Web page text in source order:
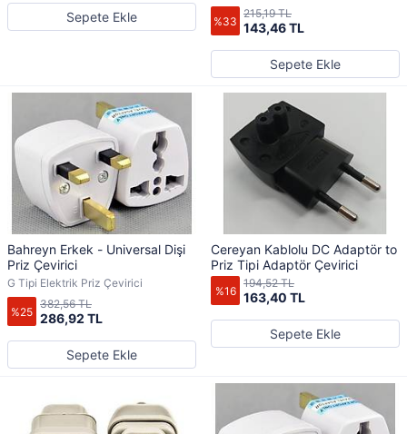
Sepete Ekle %33 143,46 TL
215,19 TL
Sepete Ekle
Bahreyn Erkek - Universal Dişi
Priz Çevirici
G Tipi Elektrik Priz Çevirici
%25 286,92 TL
382,56 TL
Sepete Ekle
Cereyan Kablolu DC Adaptör to
Priz Tipi Adaptör Çevirici
%16 163,40 TL
194,52 TL
Sepete Ekle